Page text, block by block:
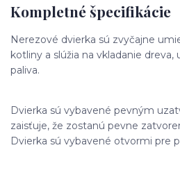
Kompletné špecifikácie
Nerezové dvierka sú zvyčajne
kotliny a slúžia na vkladanie
paliva.
Dvierka sú vybavené pevným
zaisťuje, že zostanú pevne
Dvierka sú vybavené otvormi pre